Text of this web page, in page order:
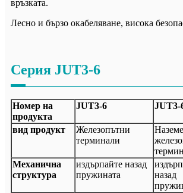
връзката.
Лесно и бързо окабеляване, висока
Серия JUT3-6
Номер на
продукта
JUT3-6 JUT3-
вид продукт
Железопътни
терминали
Механична
структура
издърпайте назад
пружината
назад